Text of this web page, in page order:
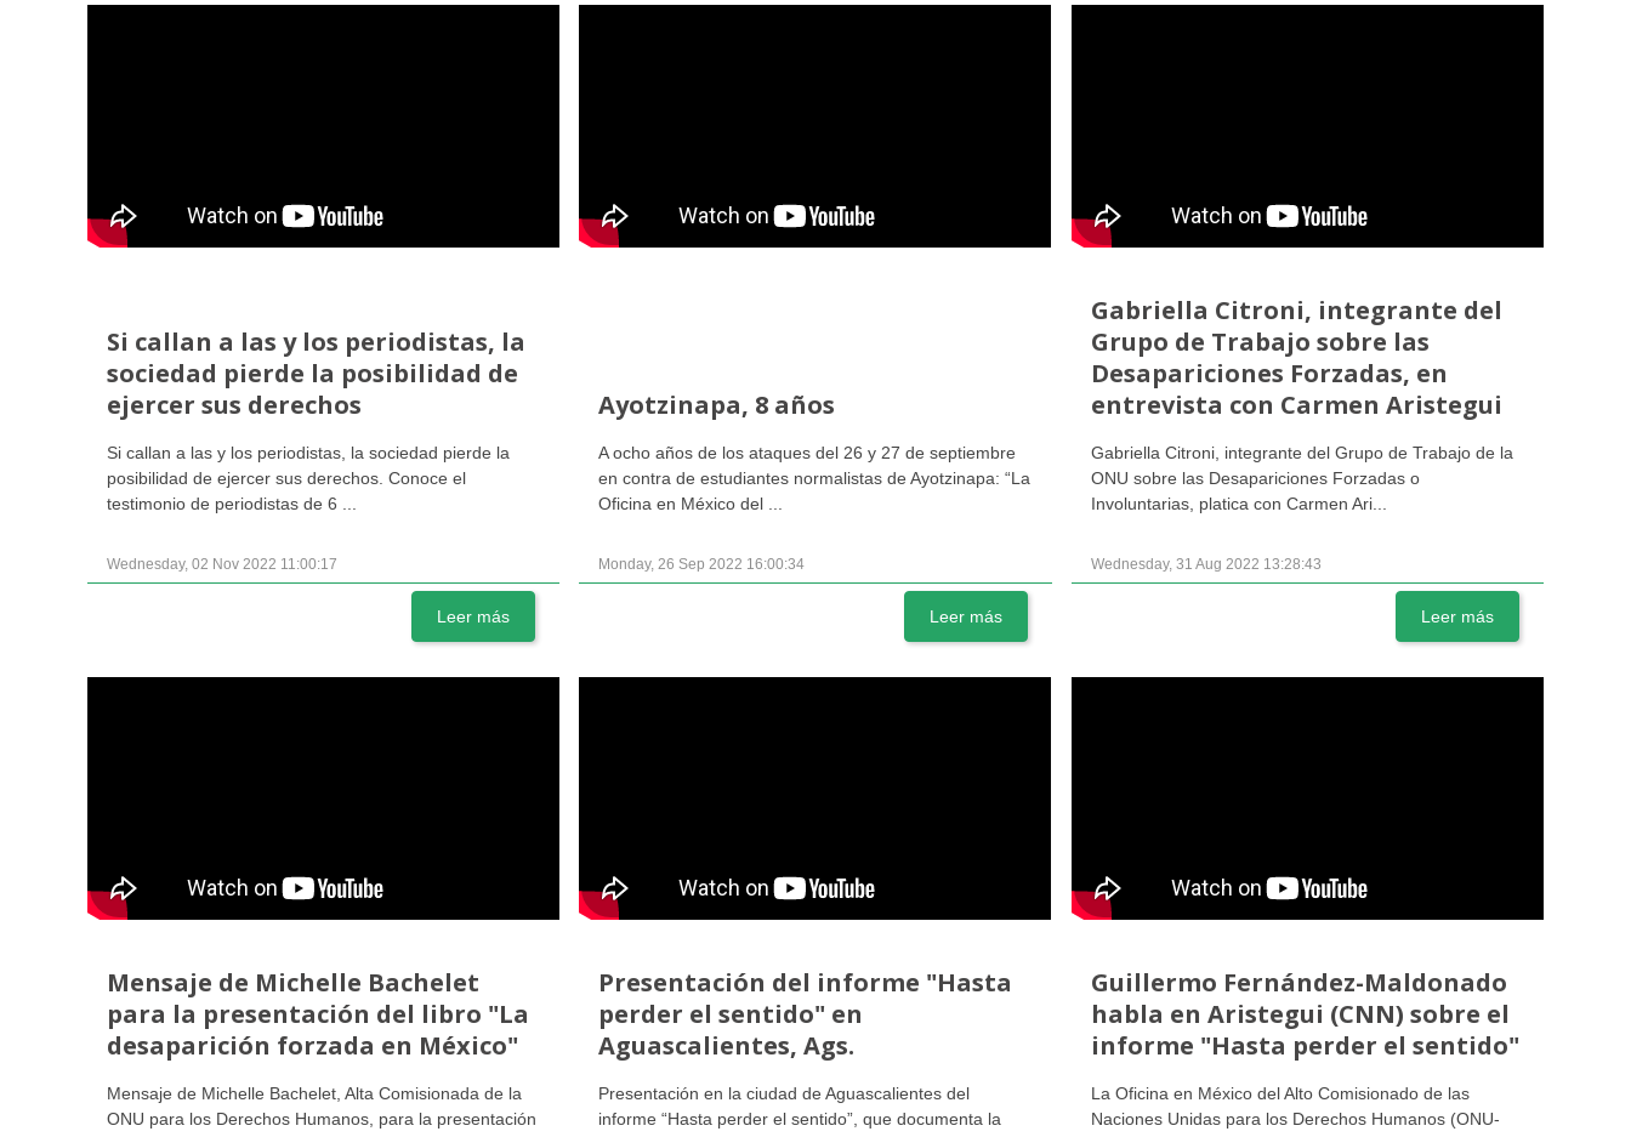
Si callan a las y los periodistas, la
sociedad pierde la posibilidad de
ejercer sus derechos
Si callan a las y los periodistas, la sociedad pierde la
posibilidad de ejercer sus derechos. Conoce el
testimonio de periodistas de 6 ...
Wednesday, 02 Nov 2022 11:00:17
Leer más
Ayotzinapa, 8 años
A ocho años de los ataques del 26 y 27 de septiembre
en contra de estudiantes normalistas de Ayotzinapa: “La
Oficina en México del ...
Monday, 26 Sep 2022 16:00:34
Leer más
Gabriella Citroni, integrante del
Grupo de Trabajo sobre las
Desapariciones Forzadas, en
entrevista con Carmen Aristegui
Gabriella Citroni, integrante del Grupo de Trabajo de la
ONU sobre las Desapariciones Forzadas o
Involuntarias, platica con Carmen Ari...
Wednesday, 31 Aug 2022 13:28:43
Leer más
Mensaje de Michelle Bachelet
para la presentación del libro "La
desaparición forzada en México"
Mensaje de Michelle Bachelet, Alta Comisionada de la
ONU para los Derechos Humanos, para la presentación
Presentación del informe "Hasta
perder el sentido" en
Aguascalientes, Ags.
Presentación en la ciudad de Aguascalientes del
informe “Hasta perder el sentido”, que documenta la
Guillermo Fernández-Maldonado
habla en Aristegui (CNN) sobre el
informe "Hasta perder el sentido"
La Oficina en México del Alto Comisionado de las
Naciones Unidas para los Derechos Humanos (ONU-